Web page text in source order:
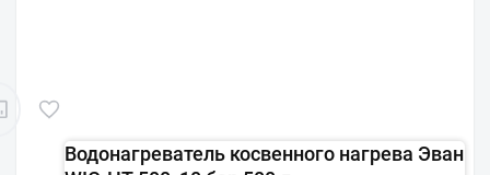
Водонагреватель косвенного нагрева Эван